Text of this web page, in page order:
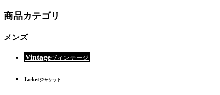
商品カテゴリ
メンズ
Vintageヴィンテージ
Jacketジャケット